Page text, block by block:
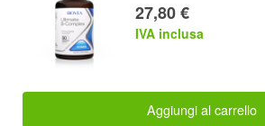
27,80 €
IVA inclusa
Aggiungi al carrello